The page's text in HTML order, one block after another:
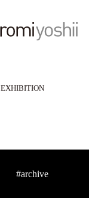
EXHIBITION
#archive